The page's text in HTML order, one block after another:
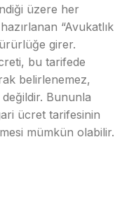
üzere her
“Avukatlık
girer.
bu tarifede
belirlenemez,
Bununla
ücret tarifesinin
mümkün olabilir.